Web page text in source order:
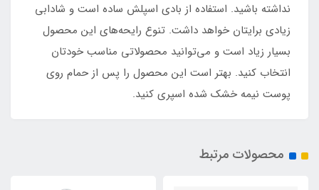
نداشته باشید. استفاده از بادی اسپلش ساده است و شادابی
زیادی برایتان خواهد داشت. تنوع رایحه‌های این محصول
بسیار زیاد است و می‌توانید محصولاتی مناسب خودتان
انتخاب کنید. بهتر است این محصول را پس از حمام روی
پوست نیمه خشک شده اسپری کنید.
محصولات مرتبط